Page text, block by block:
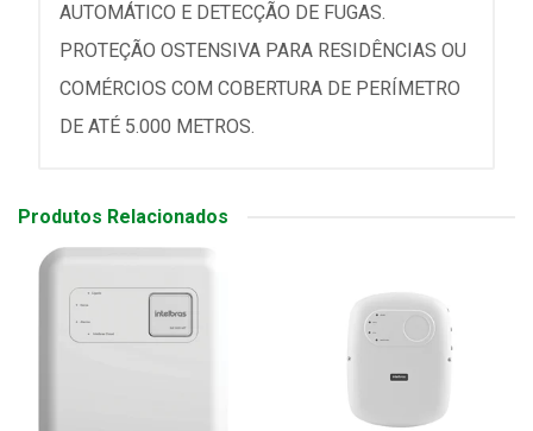
AUTOMÁTICO E DETECÇÃO DE FUGAS.
PROTEÇÃO OSTENSIVA PARA RESIDÊNCIAS OU
COMÉRCIOS COM COBERTURA DE PERÍMETRO
DE ATÉ 5.000 METROS.
Produtos Relacionados